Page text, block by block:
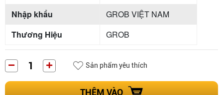
Nhập khẩu
GROB VIỆT NAM
Thương Hiệu
GROB
Sản phẩm yêu thích
THÊM VÀO